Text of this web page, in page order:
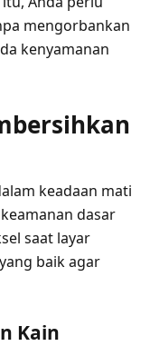
mengorbankan
kenyamanan
keadaan mati
dasar
saat layar
baik agar
Kain